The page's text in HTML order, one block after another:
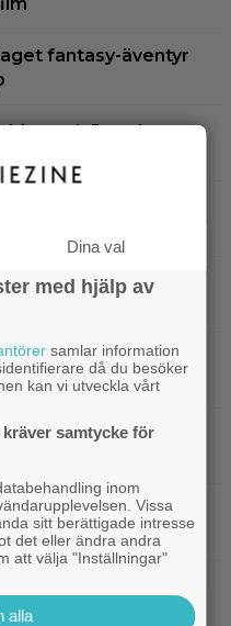
fantasy-äventyr
och Jared
läskig – Warner Bros
100 bästa tv-
2
svensk biopremiär
New Day” tar
biofilm
”Arkiv X”-filmen
Dina val
med hjälp av
samlar information
då du besöker
kan vi utveckla vårt
samtycke för
inom
Vissa
sitt berättigade intresse
det eller ändra andra
att välja "Inställningar"
alla